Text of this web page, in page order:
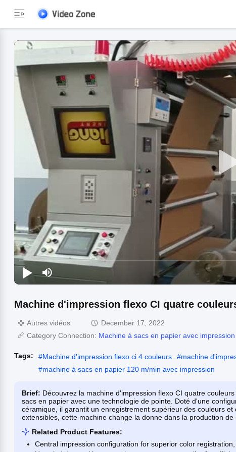
Machine d'impression flexo CI quatre
Autres vidéos
December 17, 2022
Category Connection: Machine à sacs en papier avec impression
Tags: #Machine d'impression flexo ci 4 couleurs #machine
#machine à sacs en papier 120 m/min avec impression
Brief: Découvrez la machine d'impression flexo CI quatre
sacs en papier avec une technologie de pointe. Doté d'une
céramique, il garantit un enregistrement supérieur des couleurs
extensibles, cette machine change la donne dans la production de
Related Product Features:
Central impression configuration for superior color